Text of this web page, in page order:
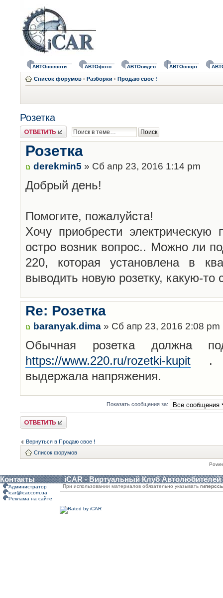
АВТОновости АВТОфото АВТОвидео АВТОспорт
Список форумов ‹ Разборки ‹ Продаю свое !
Розетка
Ответить
Розетка
derekmin5 » Сб апр 23, 2016 1:14 pm
Добрый день!
Помогите, пожалуйста!
Хочу приобрести
остро возник вопрос.. Можно ли
220, которая установлена в
выводить новую розетку, какую-
Re: Розетка
baranyak.dima » Сб апр 23, 2016 2:08 pm
Обычная розетка должна
https://www.220.ru/rozetki-kupit .
выдержала напряжения.
Показать сообщения за:
Ответить
Вернуться в Продаю свое !
Список форумов
Контакты iCAR - Виртуальный Клуб Автолюбителей
Администратор
icar@icar.com.ua
Реклама на сайте
При использовании материалов обязательно указывать